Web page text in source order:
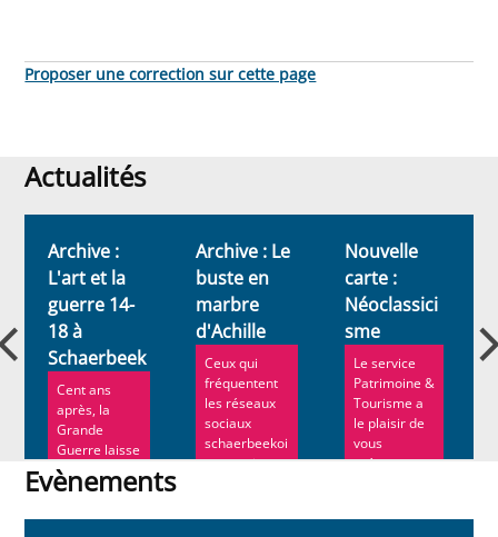
Proposer une correction sur cette page
Actualités
Actualités
Archive :
L'art et la
guerre 14-
18 à
Schaerbeek
Cent ans
après, la
Grande
Guerre laisse
encore un
souvenir
Archive : Le
buste en
marbre
d'Achille
Ceux qui
fréquentent
les réseaux
sociaux
schaerbeekoi
s connaissent
Nouvelle
carte :
Néoclassici
sme
Le service
Patrimoine &
Tourisme a
le plaisir de
vous
présenter sa
à
Evènements
Evènements